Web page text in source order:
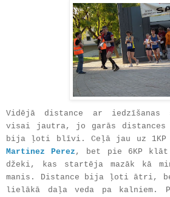
Vidējā distance ar
visai jautra, jo garās distances
bija ļoti blīvi. Ceļā jau uz 1KP
Martinez Perez , bet pie 6KP
džeki, kas startēja mazāk kā
manis. Distance bija ļoti ātri,
lielākā daļa veda pa kalniem.